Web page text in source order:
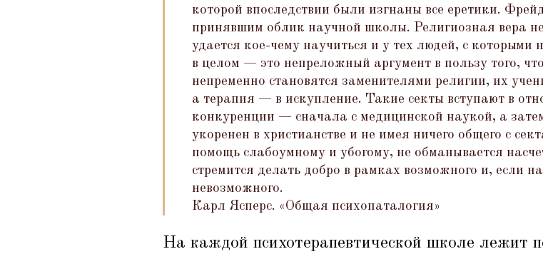
которой впоследствии были изгнаны все еретики.
принявшим облик научной школы. Религиозная вера
удается кое-чему научиться и у тех людей, с
в целом — это непреложный аргумент в пользу того,
непременно становятся заменителями религии, их
а терапия — в искупление. Такие секты вступают в
конкуренции — сначала с медицинской наукой, а
укоренен в христианстве и не имея ничего общего с
помощь слабоумному и убогому, не обманывается
стремится делать добро в рамках возможного и, если
невозможного.
Карл Ясперс. «Общая психопаталогия»
На каждой психотерапевтической школе лежит